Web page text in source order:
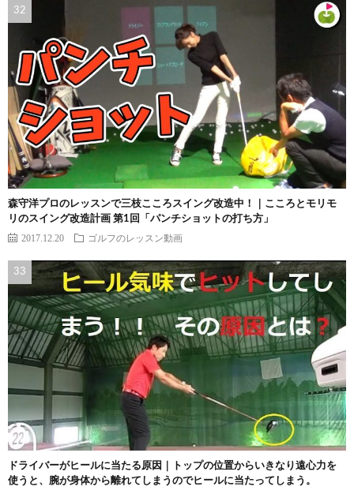
森守洋プロのレッスンで三枝こころスイング改造中！｜こころとモリモ
リのスイング改造計画 第1回「パンチショットの打ち方」
2017.12.20 ゴルフのレッスン動画
ドライバーがヒールに当たる原因｜トップの位置からいきなり遠心力を
使うと、腕が身体から離れてしまうのでヒールに当たってしまう。